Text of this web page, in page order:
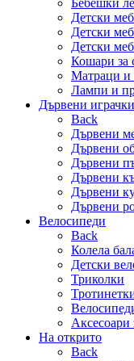
Бебешки
Детски
Детски
Детски
Кошари за
Матраци и
Лампи и
Дървени играчки
Back
Дървени
Дървени
Дървени
Дървени
Дървени
Дървени
Велосипеди
Back
Колела
Детски
Триколки
Аксесоари
На открито
Back